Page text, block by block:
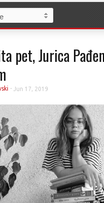
pet, Jurica
- Jun 17, 2019